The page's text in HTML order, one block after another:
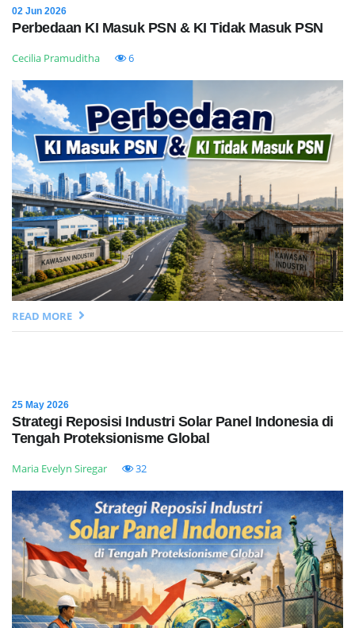
02 Jun 2026
Perbedaan KI Masuk PSN & KI Tidak Masuk PSN
Cecilia Pramuditha 6
READ MORE
25 May 2026
Strategi Reposisi Industri Solar Panel Indonesia di
Tengah Proteksionisme Global
Maria Evelyn Siregar 32